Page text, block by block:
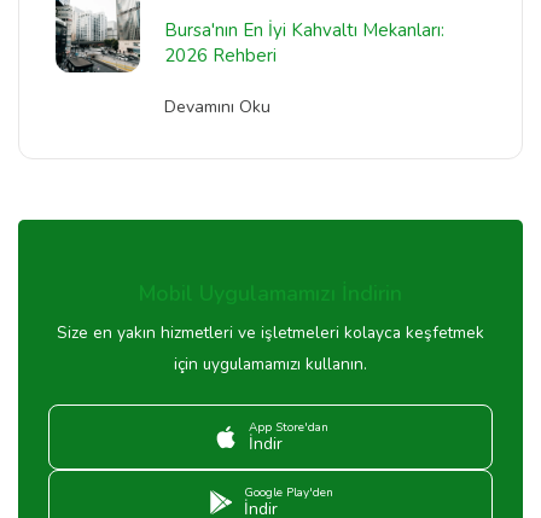
Bursa'nın En İyi Kahvaltı Mekanları:
2026 Rehberi
Devamını Oku
Mobil Uygulamamızı İndirin
Size en yakın hizmetleri ve işletmeleri kolayca keşfetmek
için uygulamamızı kullanın.
App Store'dan
İndir
Google Play'den
İndir